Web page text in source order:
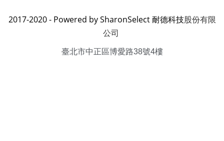
2017-2020 - Powered by SharonSelect 耐德科技股份有限
公司
臺北市中正區博愛路38號4樓